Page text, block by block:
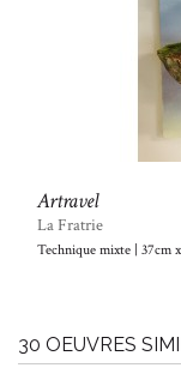
Artravel
La Fratrie
Technique mixte | 37cm
30 OEUVRES